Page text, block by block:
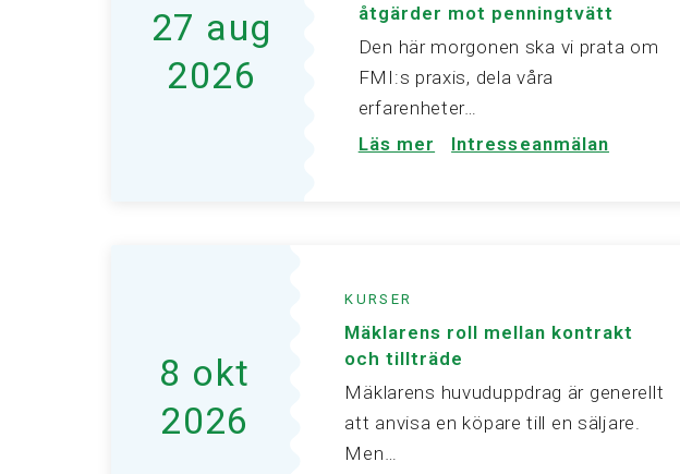
27 aug
2026
åtgärder mot penningtvätt
Den här morgonen ska vi prata om
FMI:s praxis, dela våra
erfarenheter…
Läs mer
Intresseanmälan
8 okt
2026
KURSER
Mäklarens roll mellan kontrakt
och tillträde
Mäklarens huvuduppdrag är generellt
att anvisa en köpare till en säljare.
Men…